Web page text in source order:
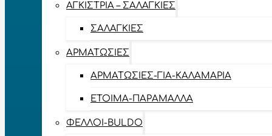
ΑΓΚΊΣΤΡΙΑ – ΣΑΛΑΓΚΙΈΣ
ΣΑΛΑΓΚΙΈΣ
ΑΡΜΑΤΩΣΙΈΣ
ΑΡΜΑΤΩΣΙΈΣ-ΓΙΑ-ΚΑΛΑΜΆΡΙΑ
ΈΤΟΙΜΑ-ΠΑΡΆΜΑΛΛΑ
ΦΕΛΛΟΊ-BULDO